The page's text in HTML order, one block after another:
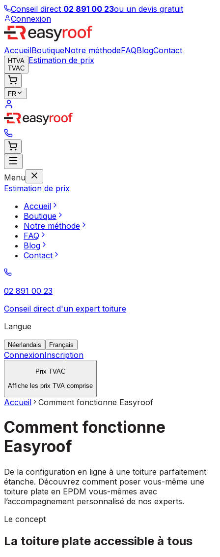
Conseil direct 02 891 00 23ou un devis gratuit
Connexion
AccueilBoutiqueNotre méthodeFAQBlogContact
HTVA
TVAC
Estimation de prix
FR
Menu
Estimation de prix
Accueil
Boutique
Notre méthode
FAQ
Blog
Contact
02 891 00 23
Conseil direct d'un expert toiture
Langue
Néerlandais Français
ConnexionInscription
Prix TVAC
Affiche les prix TVA comprise
Accueil Comment fonctionne Easyroof
Comment fonctionne
Easyroof
De la configuration en ligne à une toiture parfaitement
étanche. Découvrez comment poser vous-même une
toiture plate en EPDM vous-mêmes avec
l’accompagnement personnalisé de nos experts.
Le concept
La toiture plate accessible à tous